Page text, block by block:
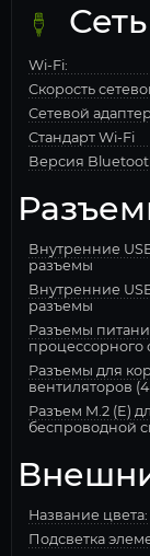
Сеть
Wi-Fi:
Скорость
Сетевой адаптер
Стандарт Wi-Fi
Версия
Внутренние
разъемы
Внутренние
разъемы
Разъемы
процессорного
Разъемы для
вентиляторов
Разъем M.2 (E)
беспроводной
Название цвета:
Подсветка